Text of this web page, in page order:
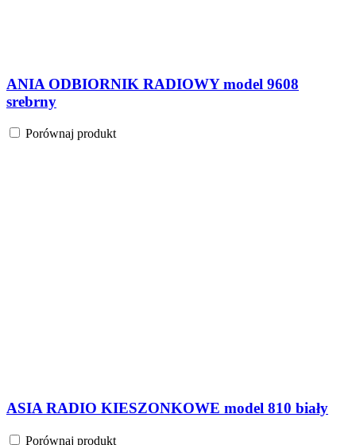
ANIA ODBIORNIK RADIOWY model 9608
srebrny
Porównaj produkt
ASIA RADIO KIESZONKOWE model 810 biały
Porównaj produkt